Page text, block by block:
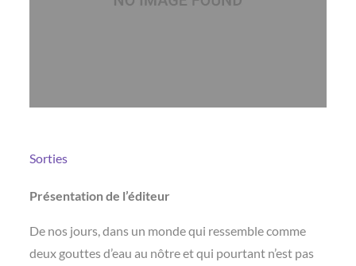
Sorties
Présentation de l’éditeur
De nos jours, dans un monde qui ressemble comme
deux gouttes d’eau au nôtre et qui pourtant n’est pas